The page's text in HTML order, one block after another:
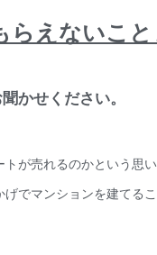
らえないこ
かせください。
トが売れるのかという思
でマンションを建てる